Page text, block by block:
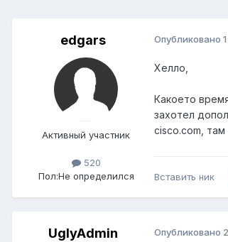
edgars
Активный участник
520
Пол:Не определился
Опубликовано
Хелло,
Какоето
захотел
cisco.com,
Вставить ник
UglyAdmin Опубликовано